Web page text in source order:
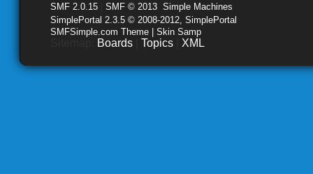
SMF 2.0.15 SMF © 2013 Simple Machines
SimplePortal 2.3.5 © 2008-2012, SimplePortal
SMFSimple.com Theme | Skin Samp
Boards Topics XML